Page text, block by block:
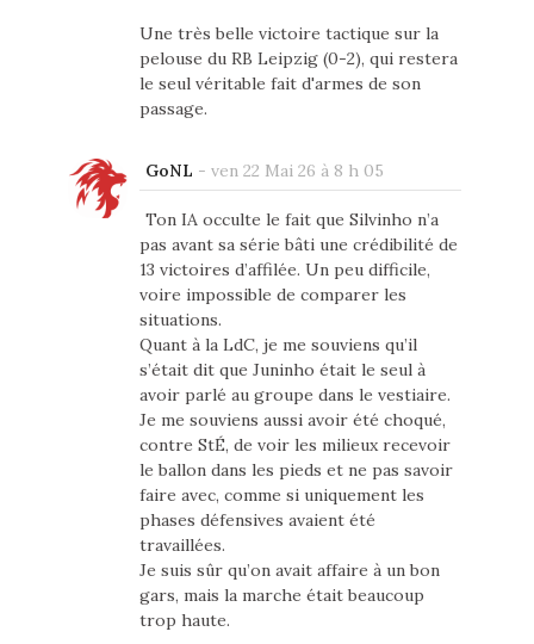
Une très belle victoire tactique sur la
pelouse du RB Leipzig (0-2), qui restera
le seul véritable fait d'armes de son
passage.
GoNL - ven 22 Mai 26 à 8 h 05
Ton IA occulte le fait que Silvinho n’a
pas avant sa série bâti une crédibilité de
13 victoires d’affilée. Un peu difficile,
voire impossible de comparer les
situations.
Quant à la LdC, je me souviens qu’il
s’était dit que Juninho était le seul à
avoir parlé au groupe dans le vestiaire.
Je me souviens aussi avoir été choqué,
contre StÉ, de voir les milieux recevoir
le ballon dans les pieds et ne pas savoir
faire avec, comme si uniquement les
phases défensives avaient été
travaillées.
Je suis sûr qu’on avait affaire à un bon
gars, mais la marche était beaucoup
trop haute.